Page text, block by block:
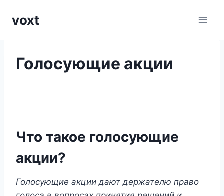
voxt
Голосующие акции
Что такое голосующие
акции?
Голосующие акции дают держателю право